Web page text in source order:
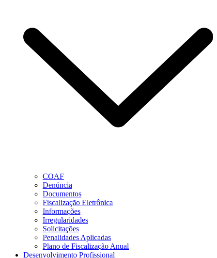
COAF
Denúncia
Documentos
Fiscalização Eletrônica
Informações
Irregularidades
Solicitações
Penalidades Aplicadas
Plano de Fiscalização Anual
Desenvolvimento Profissional